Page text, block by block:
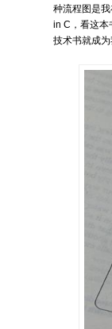
种流程图是
in C，看这本
技术书就成为